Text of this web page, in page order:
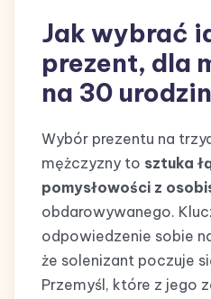
Jak wybrać
prezent, dla
na 30
Wybór prezentu na
mężczyzny to sztuka
pomysłowości z
obdarowywanego.
odpowiedzenie sobie
że solenizant poczuje
Przemyśl, które z jego